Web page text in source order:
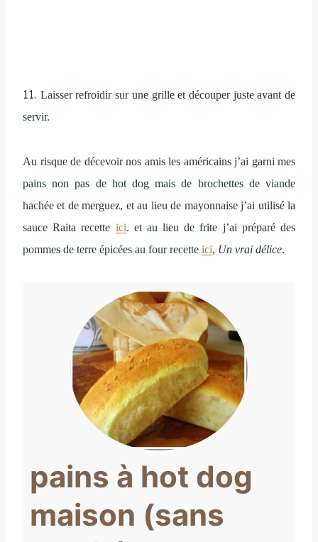
11. Laisser refroidir sur une grille et découper juste avant de
servir.
Au risque de décevoir nos amis les américains j’ai garni mes
pains non pas de hot dog mais de brochettes de viande
hachée et de merguez, et au lieu de mayonnaise j’ai utilisé la
sauce Raita recette ici. et au lieu de frite j’ai préparé des
pommes de terre épicées au four recette ici, Un vrai délice.
pains à hot dog
maison (sans